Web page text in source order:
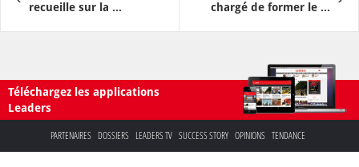
recueille sur la ...
chargé de former le ...
Téléchargez les applications
Leaders
PARTENAIRES DOSSIERS LEADERS TV SUCCESS STORY OPINIONS TENDANCE